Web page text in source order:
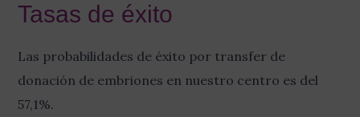
Tasas de éxito
Las probabilidades de éxito por transfer de
donación de embriones en nuestro centro es del
57,1%.